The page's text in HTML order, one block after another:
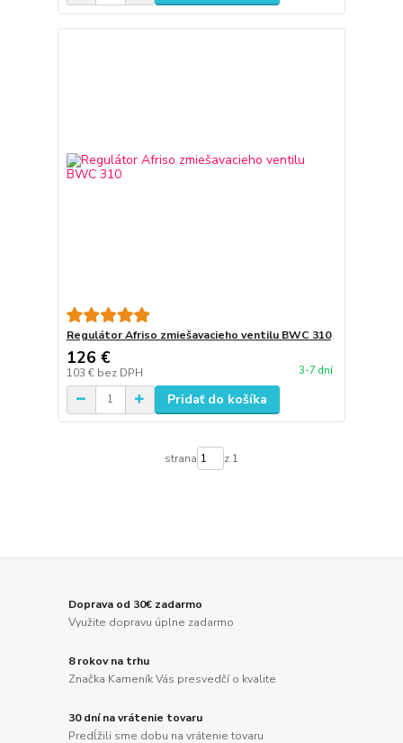
Regulátor Afriso zmiešavacieho ventilu BWC 310
126 €
103 € bez DPH 3-7 dní
Pridať do košíka
strana z 1
Doprava od 30€ zadarmo
Využite dopravu úplne zadarmo
8 rokov na trhu
Značka Kameník Vás presvedčí o kvalite
30 dní na vrátenie tovaru
Predĺžili sme dobu na vrátenie tovaru